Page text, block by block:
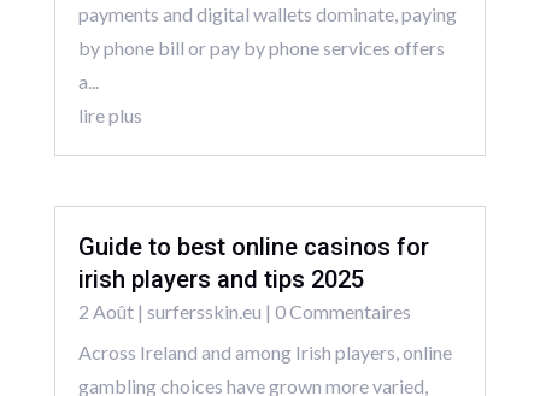
payments and digital wallets dominate, paying
by phone bill or pay by phone services offers
a...
lire plus
Guide to best online casinos for
irish players and tips 2025
2 Août| surfersskin.eu | 0 Commentaires
Across Ireland and among Irish players, online
gambling choices have grown more varied,